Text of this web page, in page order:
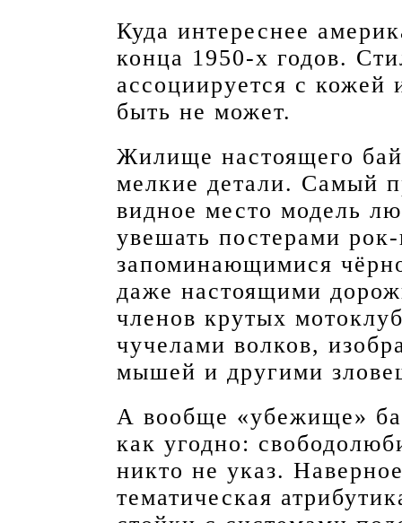
Куда интереснее
конца 1950-х годов.
ассоциируется с кожей
быть не может.
Жилище настоящего
мелкие детали. Самый
видное место модель
увешать постерами
запоминающимися
даже настоящими
членов крутых
чучелами волков,
мышей и другими
А вообще «убежище»
как угодно:
никто не указ.
тематическая